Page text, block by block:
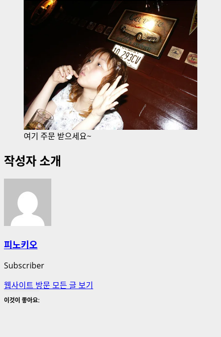
여기 주문 받으세요~
작성자 소개
피노키오
Subscriber
웹사이트 방문 모든 글 보기
이것이 좋아요: